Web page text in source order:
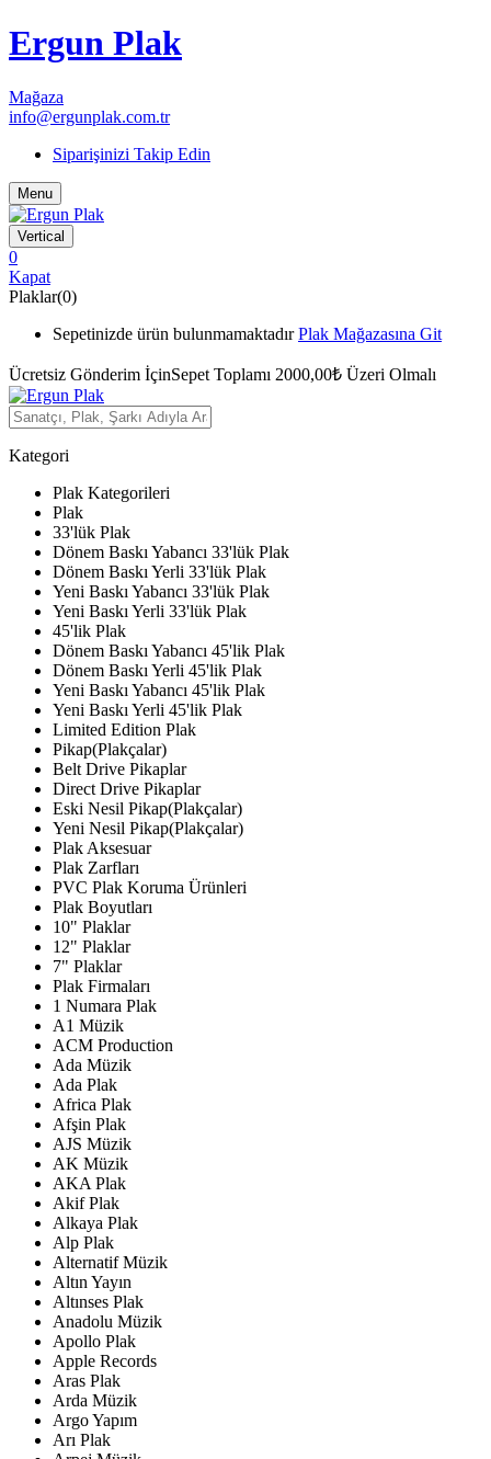
Ergun Plak
Mağaza
info@ergunplak.com.tr
Siparişinizi Takip Edin
Menu
Vertical
0
Kapat
Plaklar(0)
Sepetinizde ürün bulunmamaktadır Plak Mağazasına Git
Ücretsiz Gönderim İçinSepet Toplamı 2000,00₺ Üzeri Olmalı
Kategori
Plak Kategorileri
Plak
33'lük Plak
Dönem Baskı Yabancı 33'lük Plak
Dönem Baskı Yerli 33'lük Plak
Yeni Baskı Yabancı 33'lük Plak
Yeni Baskı Yerli 33'lük Plak
45'lik Plak
Dönem Baskı Yabancı 45'lik Plak
Dönem Baskı Yerli 45'lik Plak
Yeni Baskı Yabancı 45'lik Plak
Yeni Baskı Yerli 45'lik Plak
Limited Edition Plak
Pikap(Plakçalar)
Belt Drive Pikaplar
Direct Drive Pikaplar
Eski Nesil Pikap(Plakçalar)
Yeni Nesil Pikap(Plakçalar)
Plak Aksesuar
Plak Zarfları
PVC Plak Koruma Ürünleri
Plak Boyutları
10" Plaklar
12" Plaklar
7" Plaklar
Plak Firmaları
1 Numara Plak
A1 Müzik
ACM Production
Ada Müzik
Ada Plak
Africa Plak
Afşin Plak
AJS Müzik
AK Müzik
AKA Plak
Akif Plak
Alkaya Plak
Alp Plak
Alternatif Müzik
Altın Yayın
Altınses Plak
Anadolu Müzik
Apollo Plak
Apple Records
Aras Plak
Arda Müzik
Argo Yapım
Arı Plak